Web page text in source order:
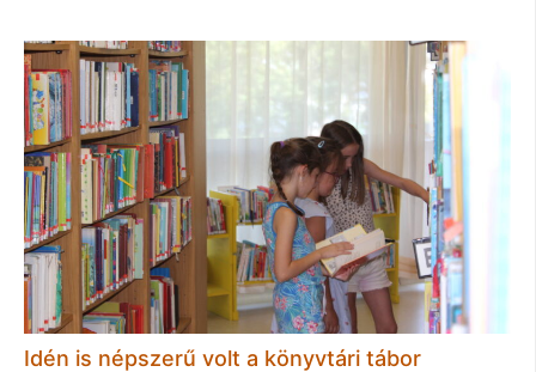
Idén is népszerű volt a könyvtári tábor